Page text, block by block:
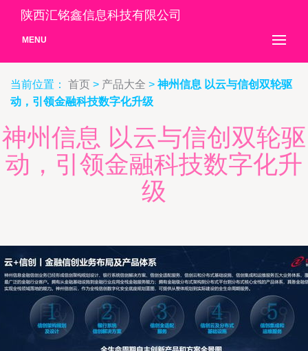
陕西汇铭鑫信息科技有限公司
MENU
当前位置： 首页 > 产品大全 > 神州信息 以云与信创双轮驱
动，引领金融科技数字化升级
神州信息 以云与信创双轮驱
动，引领金融科技数字化升
级